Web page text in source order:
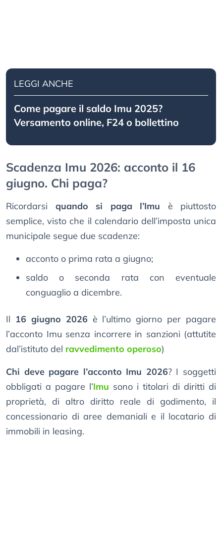
LEGGI ANCHE
Come pagare il saldo Imu 2025?
Versamento online, F24 o bollettino
Scadenza Imu 2026: acconto il 16
giugno. Chi paga?
Ricordarsi quando si paga l’Imu è piuttosto
semplice, visto che il calendario dell’imposta unica
municipale segue due scadenze:
acconto o prima rata a giugno;
saldo o seconda rata con eventuale
conguaglio a dicembre.
Il 16 giugno 2026 è l’ultimo giorno per pagare
l’acconto Imu senza incorrere in sanzioni (attutite
dal’istituto del ravvedimento operoso)
Chi deve pagare l’acconto Imu 2026? I soggetti
obbligati a pagare l’Imu sono i titolari di diritti di
proprietà, di altro diritto reale di godimento, il
concessionario di aree demaniali e il locatario di
immobili in leasing.